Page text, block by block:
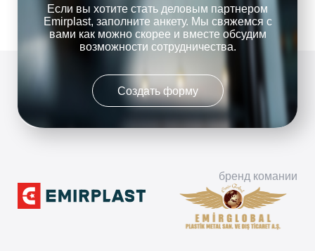
Если вы хотите стать деловым партнером
Emirplast, заполните анкету. Мы свяжемся с
вами как можно скорее и вместе обсудим
возможности сотрудничества.
Создать форму
бренд комании